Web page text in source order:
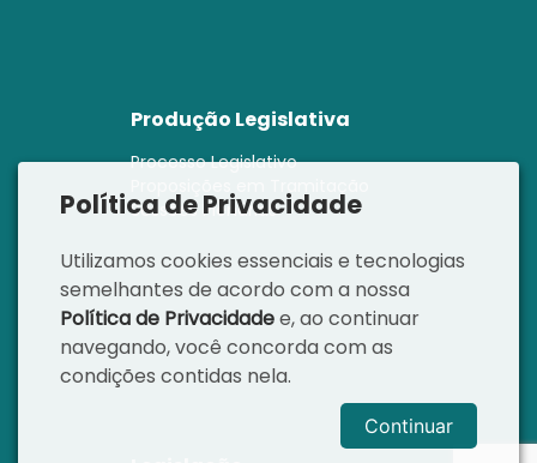
Produção Legislativa
Processo Legislativo
Sessões Plenárias
Política de Privacidade
Utilizamos cookies essenciais e tecnologias
semelhantes de acordo com a nossa
Política de Privacidadee, ao continuar
navegando, você concorda com as
condições contidas nela.
Continuar